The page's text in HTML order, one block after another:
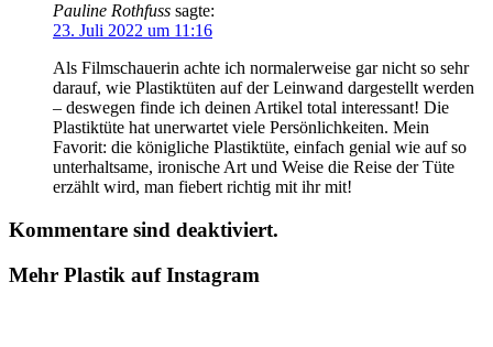
Pauline Rothfuss sagte:
23. Juli 2022 um 11:16
Als Filmschauerin achte ich normalerweise gar nicht so sehr
darauf, wie Plastiktüten auf der Leinwand dargestellt werden
– deswegen finde ich deinen Artikel total interessant! Die
Plastiktüte hat unerwartet viele Persönlichkeiten. Mein
Favorit: die königliche Plastiktüte, einfach genial wie auf so
unterhaltsame, ironische Art und Weise die Reise der Tüte
erzählt wird, man fiebert richtig mit ihr mit!
Kommentare sind deaktiviert.
Mehr Plastik auf Instagram